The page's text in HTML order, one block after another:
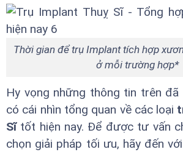
Thời gian để trụ Implant tích hợp
ở mỗi trường hợp*
Hy vọng những thông tin trên đã
có cái nhìn tổng quan về các loại
Sĩtốt hiện nay. Để được tư vấn
chọn giải pháp tối ưu, hãy đến